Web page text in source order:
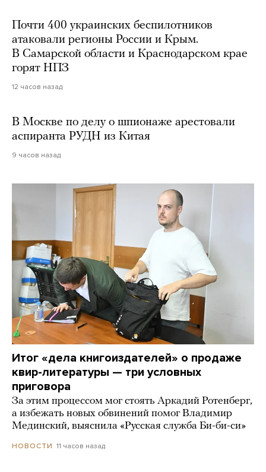
Почти 400 украинских беспилотников
атаковали регионы России и Крым.
В Самарской области и Краснодарском крае
горят НПЗ
12 часов назад
В Москве по делу о шпионаже арестовали
аспиранта РУДН из Китая
9 часов назад
Итог «дела книгоиздателей» о продаже
квир-литературы — три условных
приговора
За этим процессом мог стоять Аркадий Ротенберг,
а избежать новых обвинений помог Владимир
Мединский, выяснила «Русская служба Би-би-си»
НОВОСТИ 11 часов назад